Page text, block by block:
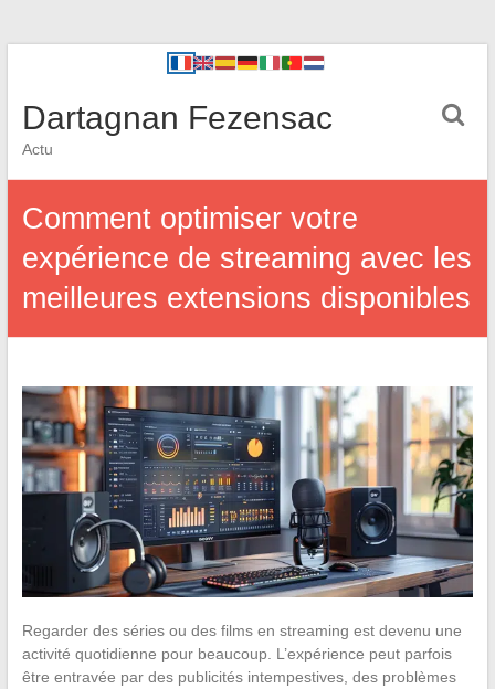
Dartagnan Fezensac
Actu
Comment optimiser votre
expérience de streaming avec les
meilleures extensions disponibles
Regarder des séries ou des films en streaming est devenu une
activité quotidienne pour beaucoup. L’expérience peut parfois
être entravée par des publicités intempestives, des problèmes